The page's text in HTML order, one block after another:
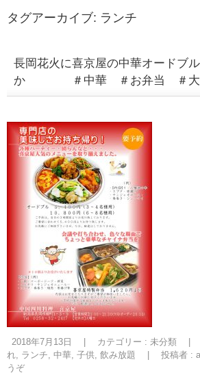
タグアーカイブ: ランチ
長岡花火に喜京屋の中華オードブ
か ＃中華 ＃お弁当 ＃大
2018年7月13日 カテゴリー : 未分類
れ, ランチ, 中華, 子供, 飲み放題 投稿者 :
うぞ